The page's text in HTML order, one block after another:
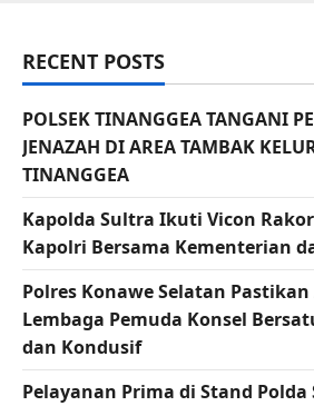
RECENT POSTS
POLSEK TINANGGEA TANGANI
JENAZAH DI AREA TAMBAK
TINANGGEA
Kapolda Sultra Ikuti Vicon
Kapolri Bersama Kementerian
Polres Konawe Selatan
Lembaga Pemuda Konsel
dan Kondusif
Pelayanan Prima di Stand